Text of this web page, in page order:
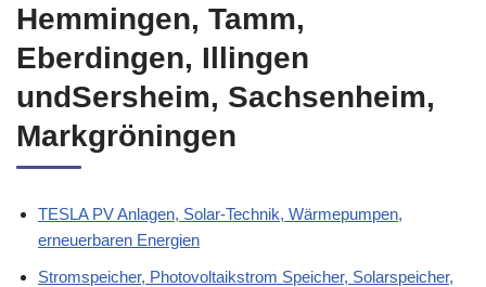
Hemmingen, Tamm,
Eberdingen, Illingen
undSersheim, Sachsenheim,
Markgröningen
TESLA PV Anlagen, Solar-Technik, Wärmepumpen,
erneuerbaren Energien
Stromspeicher, Photovoltaikstrom Speicher, Solarspeicher,